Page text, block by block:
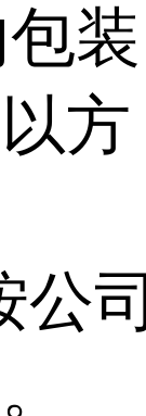
装
方
公司